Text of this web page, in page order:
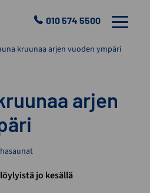
010 574 5500 VALIKKO
kruunaa arjen vuoden ympäri
arjen
jo kesällä